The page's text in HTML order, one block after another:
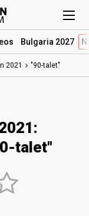
Bulgaria 2027
2021 "90-talet"
talet"